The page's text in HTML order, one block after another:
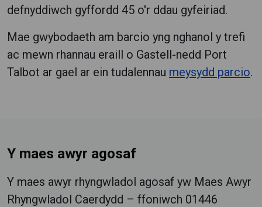
defnyddiwch gyffordd 45 o'r ddau gyfeiriad.
Mae gwybodaeth am barcio yng nghanol y trefi
ac mewn rhannau eraill o Gastell-nedd Port
Talbot ar gael ar ein tudalennau meysydd parcio.
Y maes awyr agosaf
Y maes awyr rhyngwladol agosaf yw Maes Awyr
Rhyngwladol Caerdydd – ffoniwch 01446